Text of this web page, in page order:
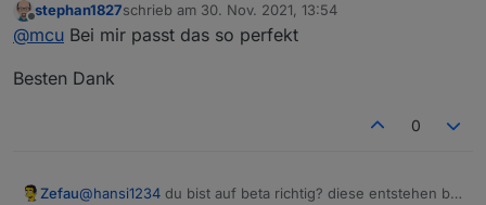
.q-tab .jarvis-icon span svg {
	transform: scale(2.5, 2.5);
abgehackt:
Offline
stephan1827schrieb am 30. Nov. 2021, 13:54
zuletzt editiert von
@mcu Bei mir passt das so perfekt
Besten Dank
0
Zefau@hansi1234 du bist auf beta richtig? diese entstehen bei